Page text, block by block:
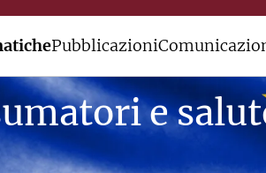
Pubblicazioni
e